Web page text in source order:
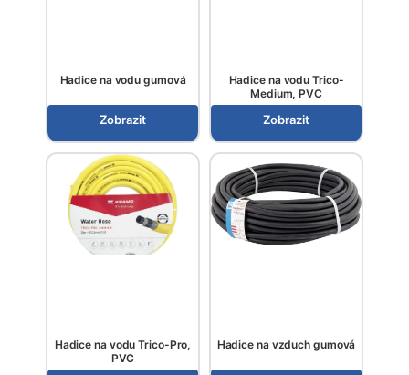
Hadice na vodu gumová
Zobrazit
Hadice na vodu Trico-
Medium, PVC
Zobrazit
Hadice na vodu Trico-Pro,
PVC
Hadice na vzduch gumová